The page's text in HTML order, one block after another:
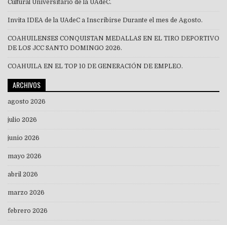
Cultural Universitario de la UAdeC.
Invita IDEA de la UAdeC a Inscribirse Durante el mes de Agosto.
COAHUILENSES CONQUISTAN MEDALLAS EN EL TIRO DEPORTIVO
DE LOS JCC SANTO DOMINGO 2026.
COAHUILA EN EL TOP 10 DE GENERACIÓN DE EMPLEO.
ARCHIVOS
agosto 2026
julio 2026
junio 2026
mayo 2026
abril 2026
marzo 2026
febrero 2026